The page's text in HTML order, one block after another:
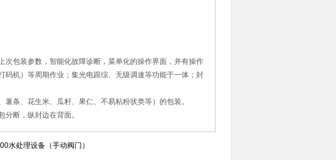
包装参数，智能化故障诊断，菜单化的操作界面，并有操作
机）等周期作业；集光电跟综、无级调速等功能于一体；封
条、花生米、瓜籽、果仁、不易粘粉状类等）的包装。
断，纵封边在背面。
水处理设备（手动阀门）